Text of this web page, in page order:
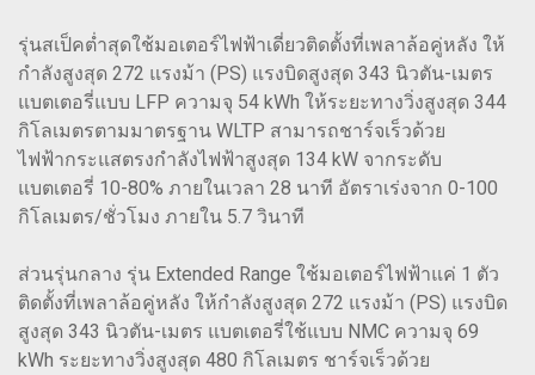
รุ่นสเป็คต่ำสุดใช้มอเตอร์ไฟฟ้าเดี่ยวติดตั้งที่เพลาล้อคู่หลัง ให้
กำลังสูงสุด 272 แรงม้า (PS) แรงบิดสูงสุด 343 นิวตัน-เมตร
แบตเตอรี่แบบ LFP ความจุ 54 kWh ให้ระยะทางวิ่งสูงสุด 344
กิโลเมตรตามมาตรฐาน WLTP สามารถชาร์จเร็วด้วย
ไฟฟ้ากระแสตรงกำลังไฟฟ้าสูงสุด 134 kW จากระดับ
แบตเตอรี่ 10-80% ภายในเวลา 28 นาที อัตราเร่งจาก 0-100
กิโลเมตร/ชั่วโมง ภายใน 5.7 วินาที
ส่วนรุ่นกลาง รุ่น Extended Range ใช้มอเตอร์ไฟฟ้าแค่ 1 ตัว
ติดตั้งที่เพลาล้อคู่หลัง ให้กำลังสูงสุด 272 แรงม้า (PS) แรงบิด
สูงสุด 343 นิวตัน-เมตร แบตเตอรี่ใช้แบบ NMC ความจุ 69
kWh ระยะทางวิ่งสูงสุด 480 กิโลเมตร ชาร์จเร็วด้วย